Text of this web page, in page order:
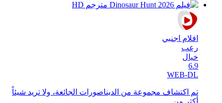
افلام اجنبي
رعب
خيال
6.9
WEB-DL
تم اكتشاف مجموعة من الديناصورات الجائعة، ولا تريد شيئاً
أكثر من ...